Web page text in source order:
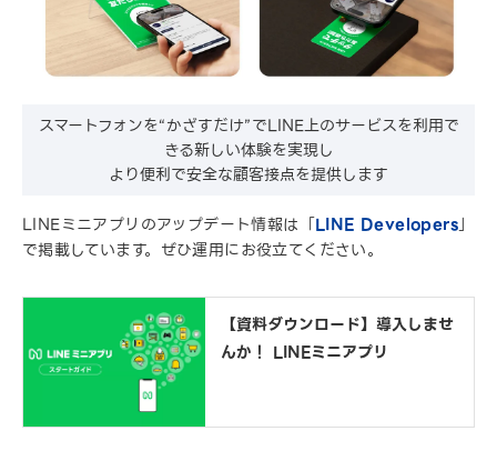
スマートフォンを“かざすだけ”でLINE上のサービスを利用で
きる新しい体験を実現し
より便利で安全な顧客接点を提供します
LINEミニアプリのアップデート情報は「LINE Developers」
で掲載しています。ぜひ運用にお役立てください。
【資料ダウンロード】導入しませ
んか！ LINEミニアプリ